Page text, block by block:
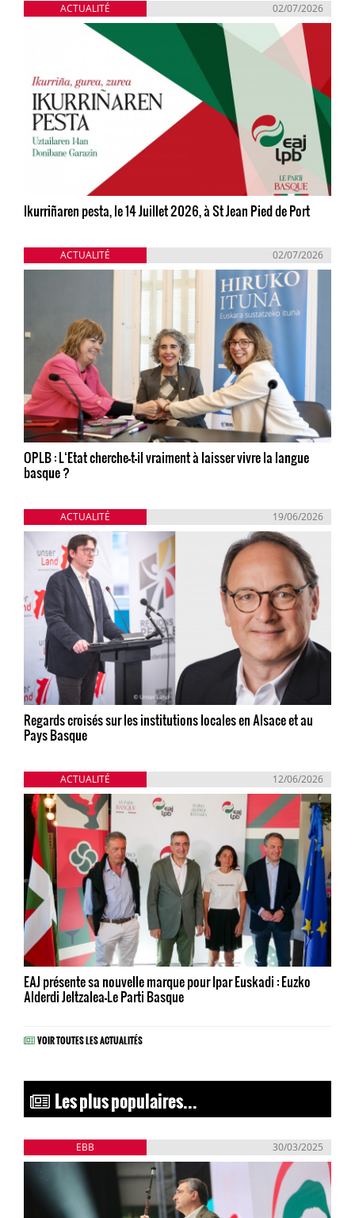
ACTUALITÉ 02/07/2026
Ikurriñaren pesta, le 14 Juillet 2026, à St Jean Pied de Port
ACTUALITÉ 02/07/2026
OPLB : L‘Etat cherche-t-il vraiment à laisser vivre la langue
basque ?
ACTUALITÉ 19/06/2026
Regards croisés sur les institutions locales en Alsace et au
Pays Basque
ACTUALITÉ 12/06/2026
EAJ présente sa nouvelle marque pour Ipar Euskadi : Euzko
Alderdi Jeltzalea-Le Parti Basque
VOIR TOUTES LES ACTUALITÉS
Les plus populaires...
EBB 30/03/2025